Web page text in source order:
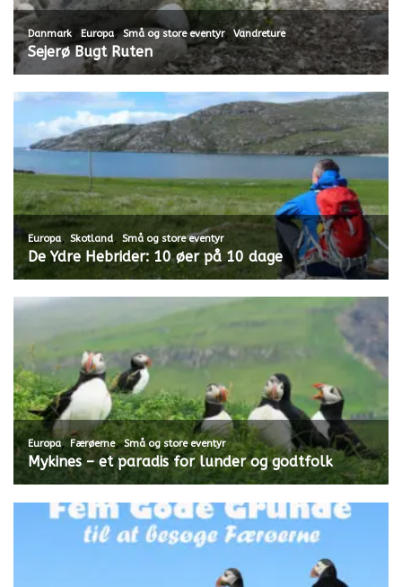
Danmark, Europa,Små og store eventyr,Vandreture
Sejerø Bugt Ruten
Europa, Skotland, Små og store eventyr
De Ydre Hebrider: 10 øer på 10 dage
Europa,Færøerne,Små og store eventyr
Mykines – et paradis for lunder og godtfolk